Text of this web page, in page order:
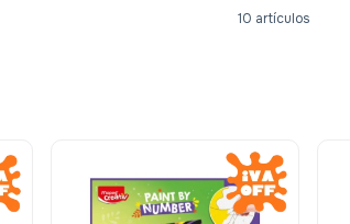
10 artículos